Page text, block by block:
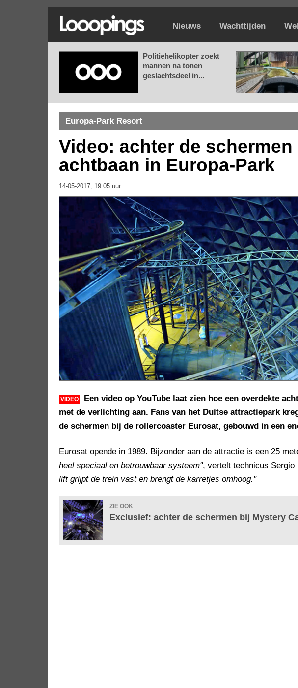
Nieuws Wachttijden
Politiehelikopter zoekt
mannen na tonen
geslachtsdeel in...
Europa-Park Resort
Video: achter de
achtbaan in Europa-Park
14-05-2017, 19.05 uur
VIDEO
Een video op YouTube laat zien hoe een overdekte
met de verlichting aan. Fans van het Duitse attractiepark
de schermen bij de rollercoaster Eurosat, gebouwd in een
Eurosat opende in 1989. Bijzonder aan de attractie is een 25
heel speciaal en betrouwbaar systeem", vertelt technicus Sergio
lift grijpt de trein vast en brengt de karretjes omhoog."
ZIE OOK
Exclusief: achter de schermen bij Mystery